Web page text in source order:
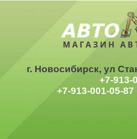
МАГАЗИН
г. Новосибирск, ул
+7-913-
+7-913-001-05-